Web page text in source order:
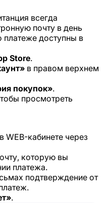
всегда
почту в день
платеже доступны в
Store.
в правом верхнем
покупок».
просмотреть
WEB-кабинете через
которую вы
платежа.
подтверждение от
.